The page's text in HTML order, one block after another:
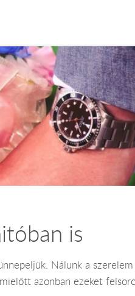
is
Nálunk a
azonban ezeket